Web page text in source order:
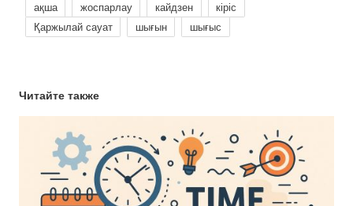
ақша жоспарлау кайдзен
кіріс
Қаржылай сауат
шығын шығыс
Читайте также